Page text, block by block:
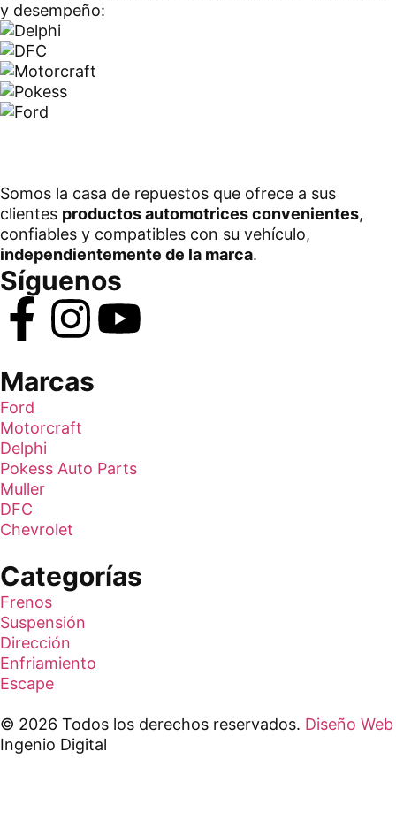
y desempeño:
Somos la casa de repuestos que ofrece a sus
clientes productos automotrices convenientes,
confiables y compatibles con su vehículo,
independientemente de la marca.
Síguenos
Marcas
Ford
Motorcraft
Delphi
Pokess Auto Parts
Muller
DFC
Chevrolet
Categorías
Frenos
Suspensión
Dirección
Enfriamiento
Escape
© 2026 Todos los derechos reservados. Diseño Web
Ingenio Digital